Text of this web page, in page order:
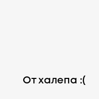
От халепа :(